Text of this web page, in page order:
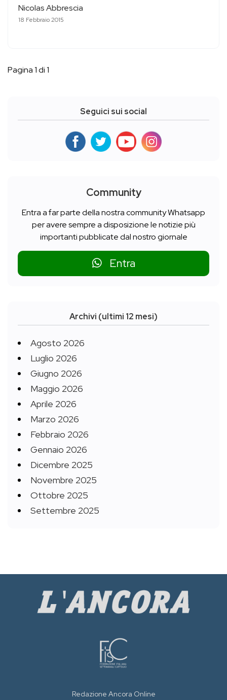
Nicolas Abbrescia
18 Febbraio 2015
Pagina 1 di 1
Seguici sui social
Community
Entra a far parte della nostra community Whatsapp
per avere sempre a disposizione le notizie più
importanti pubblicate dal nostro giornale
Entra
Archivi (ultimi 12 mesi)
Agosto 2026
Luglio 2026
Giugno 2026
Maggio 2026
Aprile 2026
Marzo 2026
Febbraio 2026
Gennaio 2026
Dicembre 2025
Novembre 2025
Ottobre 2025
Settembre 2025
Redazione Ancora Online